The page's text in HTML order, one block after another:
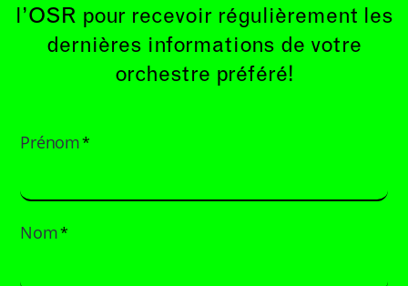
l’OSR pour recevoir régulièrement les
dernières informations de votre
orchestre préféré!
Prénom*
Nom*